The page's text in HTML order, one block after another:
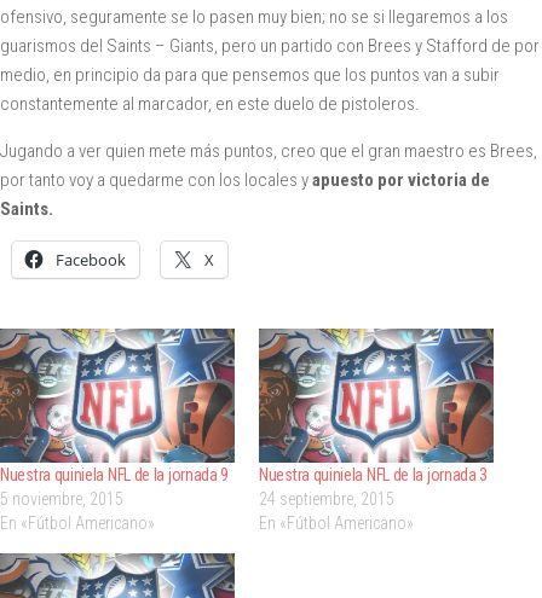
ofensivo, seguramente se lo pasen muy bien; no se si llegaremos a los
guarismos del Saints – Giants, pero un partido con Brees y Stafford de por
medio, en principio da para que pensemos que los puntos van a subir
constantemente al marcador, en este duelo de pistoleros.
Jugando a ver quien mete más puntos, creo que el gran maestro es Brees,
por tanto voy a quedarme con los locales yapuesto por victoria de
Saints.
Facebook X
Nuestra quiniela NFL de la jornada 9
5 noviembre, 2015
En «Fútbol Americano»
Nuestra quiniela NFL de la jornada 3
24 septiembre, 2015
En «Fútbol Americano»